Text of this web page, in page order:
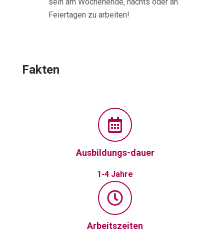
sein am Wochenende, nachts oder an
Feiertagen zu arbeiten!
Fakten
Ausbildungs-dauer
1-4 Jahre
Arbeitszeiten